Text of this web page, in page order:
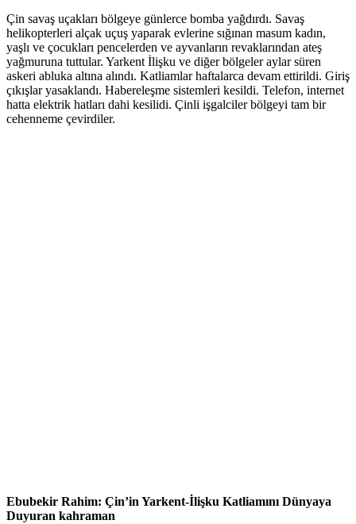
Çin savaş uçakları bölgeye günlerce bomba yağdırdı. Savaş
helikopterleri alçak uçuş yaparak evlerine sığınan masum kadın,
yaşlı ve çocukları pencelerden ve ayvanların revaklarından ateş
yağmuruna tuttular. Yarkent İlişku ve diğer bölgeler aylar süren
askeri abluka altına alındı. Katliamlar haftalarca devam ettirildi. Giriş
çıkışlar yasaklandı. Habereleşme sistemleri kesildi. Telefon, internet
hatta elektrik hatları dahi kesilidi. Çinli işgalciler bölgeyi tam bir
cehenneme çevirdiler.
Ebubekir Rahim: Çin’in Yarkent-İlişku Katliamını Dünyaya
Duyuran kahraman